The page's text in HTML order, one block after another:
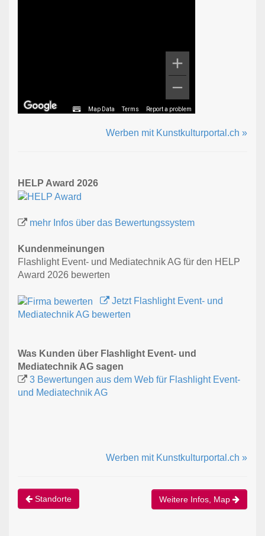
Map Data Terms Report a problem
Werben mit Kunstkulturportal.ch »
HELP Award 2026
mehr Infos über das Bewertungssystem
Kundenmeinungen
Flashlight Event- und Mediatechnik AG für den HELP
Award 2026 bewerten
Jetzt Flashlight Event- und
Mediatechnik AG bewerten
Was Kunden über Flashlight Event- und
Mediatechnik AG sagen
3 Bewertungen aus dem Web für Flashlight Event-
und Mediatechnik AG
Werben mit Kunstkulturportal.ch »
Standorte Weitere Infos, Map